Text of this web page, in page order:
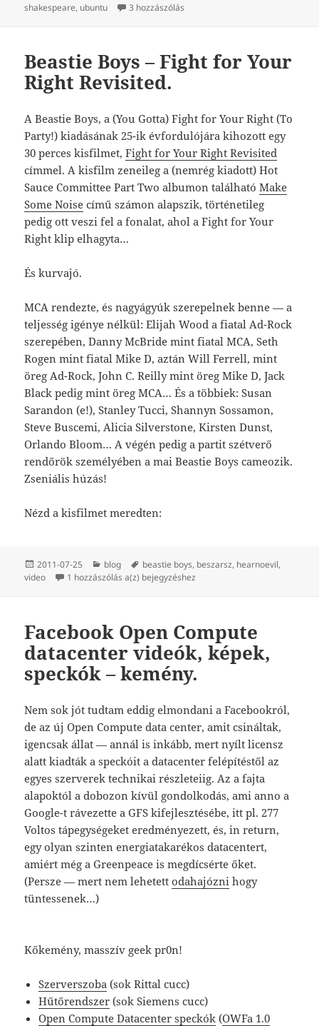
shakespeare, ubuntu 3 hozzászólás
Beastie Boys – Fight for Your
Right Revisited.
A Beastie Boys, a (You Gotta) Fight for Your Right (To
Party!) kiadásának 25-ik évfordulójára kihozott egy
30 perces kisfilmet,Fight for Your Right Revisited
címmel. A kisfilm zeneileg a (nemrég kiadott) Hot
Sauce Committee Part Two albumon találhatóMake
Some Noise című számon alapszik, történetileg
pedig ott veszi fel a fonalat, ahol a Fight for Your
Right klip elhagyta…
És kurvajó.
MCA rendezte, és nagyágyúk szerepelnek benne — a
teljesség igénye nélkül: Elijah Wood a fiatal Ad-Rock
szerepében, Danny McBride mint fiatal MCA, Seth
Rogen mint fiatal Mike D, aztán Will Ferrell, mint
öreg Ad-Rock, John C. Reilly mint öreg Mike D, Jack
Black pedig mint öreg MCA… És a többiek: Susan
Sarandon (e!), Stanley Tucci, Shannyn Sossamon,
Steve Buscemi, Alicia Silverstone, Kirsten Dunst,
Orlando Bloom… A végén pedig a partit szétverő
rendőrök személyében a mai Beastie Boys cameozik.
Zseniális húzás!
Nézd a kisfilmet meredten:
Közzétéve
2011-07-25 Kategória
blog Címke
beastie boys, beszarsz, hearnoevil,
video
1 hozzászólás a(z) Beastie Boys – Fight for Your Right Revisited.
bejegyzéshez
Facebook Open Compute
datacenter videók, képek,
speckók – kemény.
Nem sok jót tudtam eddig elmondani a Facebookról,
de az új Open Compute data center, amit csináltak,
igencsak állat — annál is inkább, mert nyílt licensz
alatt kiadták a speckóit a datacenter felépítéstől az
egyes szerverek technikai részleteiig. Az a fajta
alapoktól a dobozon kívül gondolkodás, ami anno a
Google-t rávezette a GFS kifejlesztésébe, itt pl. 277
Voltos tápegységeket eredményezett, és, in return,
egy olyan szinten energiatakarékos datacentert,
amiért még a Greenpeace is megdícsérte őket.
(Persze — mert nem lehetettodahajózni hogy
tüntessenek…)
Kőkemény, masszív geek pr0n!
Szerverszoba (sok Rittal cucc)
Hűtőrendszer (sok Siemens cucc)
Open Compute Datacenter speckók (OWFa 1.0